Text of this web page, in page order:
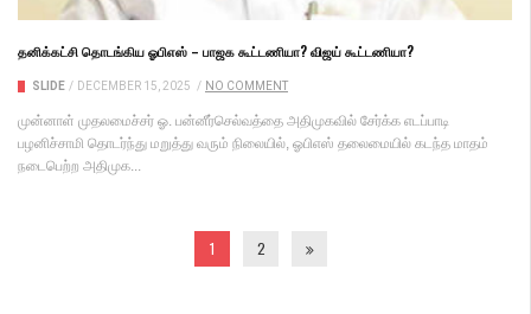
தனிக்கட்சி தொடங்கிய ஓபிஎஸ் – பாஜக கூட்டணியா? விஜய் கூட்டணியா?
SLIDE / DECEMBER 15, 2025 / NO COMMENT
முன்னாள் முதலமைச்சர் ஓ. பன்னீர்செல்வத்தை அதிமுகவில் சேர்க்க எடப்பாடி
பழனிச்சாமி தொடர்ந்து மறுத்து வரும் நிலையில், ஓபிஎஸ் தலைமையில் கடந்த மாதம்
நடைபெற்ற அதிமுக...
1 2